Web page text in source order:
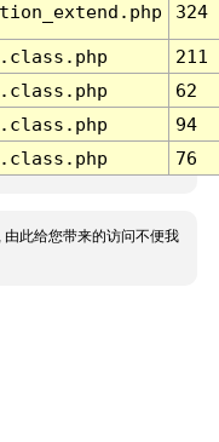
324
211
62
94
76
此给您带来的访问不便我